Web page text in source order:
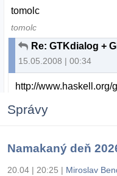
tomolc
tomolc
15.05.2008 | 00:34
http://
Správy
Namakaný deň
20.04 | 20:25 | Miroslav